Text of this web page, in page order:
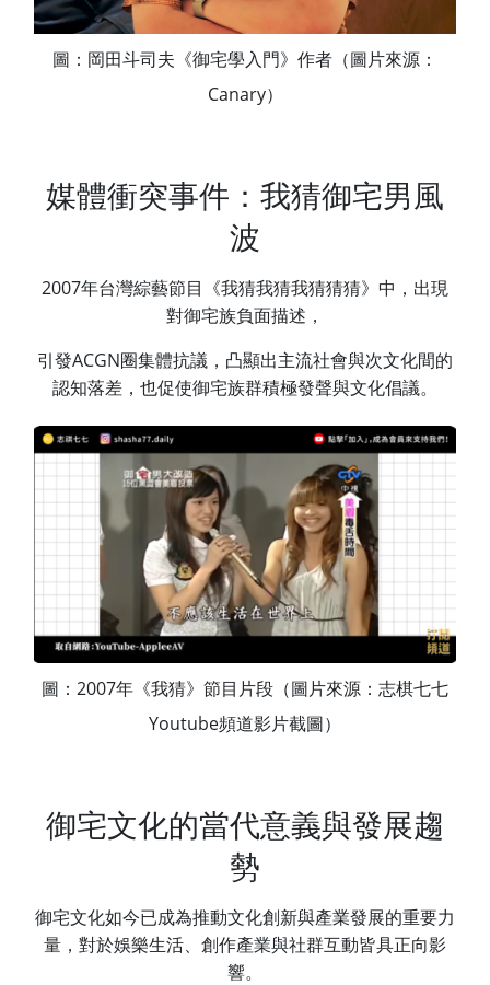
圖：岡田斗司夫《御宅學入門》作者（圖片來源：
Canary）
媒體衝突事件：我猜御宅男風
波
2007年台灣綜藝節目《我猜我猜我猜猜猜》中，出現
對御宅族負面描述，
引發ACGN圈集體抗議，凸顯出主流社會與次文化間的
認知落差，也促使御宅族群積極發聲與文化倡議。
圖：2007年《我猜》節目片段（圖片來源：志棋七七
Youtube頻道影片截圖）
御宅文化的當代意義與發展趨
勢
御宅文化如今已成為推動文化創新與產業發展的重要力
量，對於娛樂生活、創作產業與社群互動皆具正向影
響。